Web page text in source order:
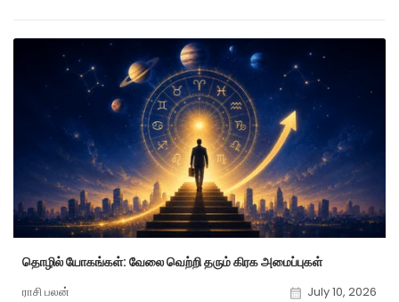
தொழில் யோகங்கள்: வேலை வெற்றி தரும் கிரக அமைப்புகள்
ராசி பலன் July 10, 2026